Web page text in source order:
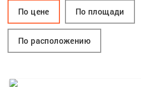
По цене По площади
По расположению